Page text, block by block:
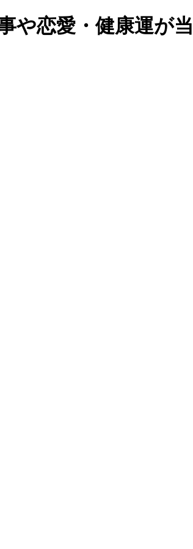
や恋愛・健康運が